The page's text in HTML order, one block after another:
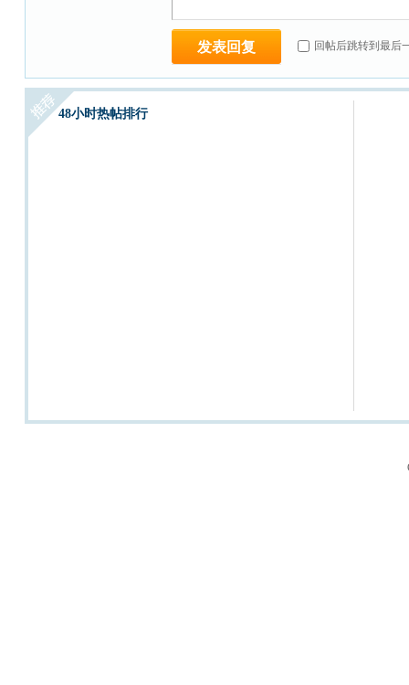
发表回复 回帖后跳转到最后
48小时热帖排行